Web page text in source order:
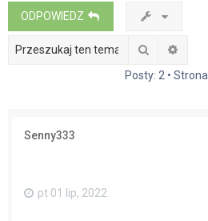
ODPOWIEDZ
Szukaj
Posty: 2 • Strona
Senny333
pt 01 lip, 2022